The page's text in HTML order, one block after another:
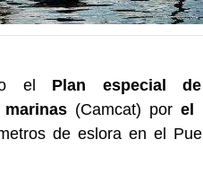
el Plan especial
(Camcat) porel
de eslora en el